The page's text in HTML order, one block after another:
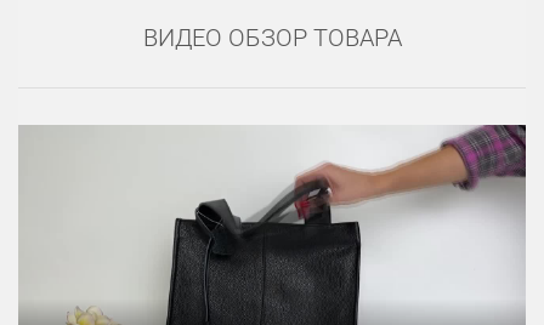
ВИДЕО ОБЗОР ТОВАРА